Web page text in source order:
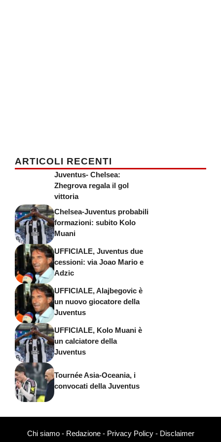
ARTICOLI RECENTI
Juventus- Chelsea:
Zhegrova regala il gol
vittoria
Chelsea-Juventus probabili
formazioni: subito Kolo
Muani
UFFICIALE, Juventus due
cessioni: via Joao Mario e
Adzic
UFFICIALE, Alajbegovic è
un nuovo giocatore della
Juventus
UFFICIALE, Kolo Muani è
un calciatore della
Juventus
Tournée Asia-Oceania, i
convocati della Juventus
Chi siamo- Redazione- Privacy Policy- Disclaimer